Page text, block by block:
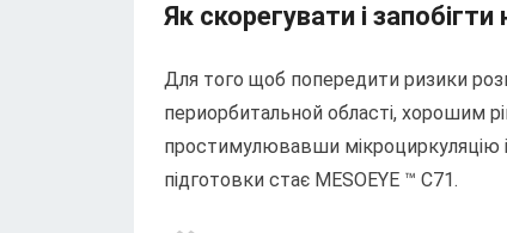
Як скорегувати і запобігти
Для того щоб попередити ризики
периорбитальной області, хорошим
простимулювавши мікроциркуляцію
підготовки стає MESOEYE ™ С71.